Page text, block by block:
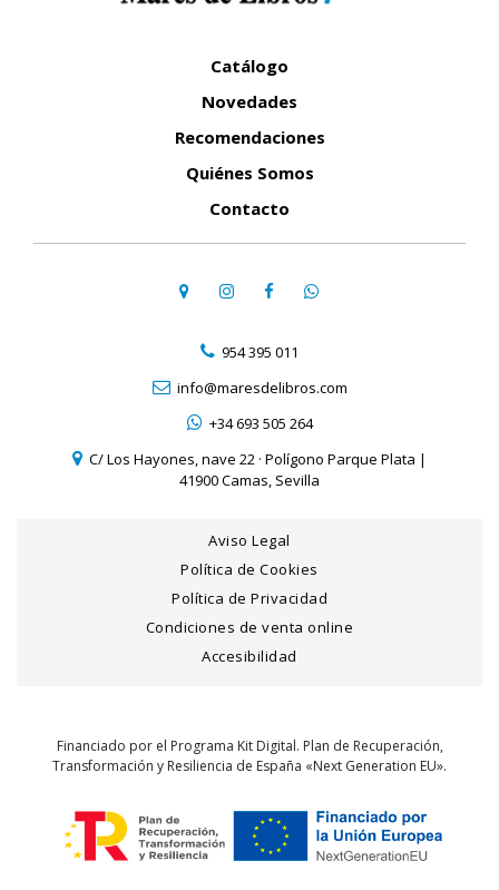
Catálogo
Novedades
Recomendaciones
Quiénes Somos
Contacto
954 395 011
info@maresdelibros.com
+34 693 505 264
C/ Los Hayones, nave 22 · Polígono Parque Plata |
41900 Camas, Sevilla
Aviso Legal
Política de Cookies
Política de Privacidad
Condiciones de venta online
Accesibilidad
Financiado por el Programa Kit Digital. Plan de Recuperación,
Transformación y Resiliencia de España «Next Generation EU».